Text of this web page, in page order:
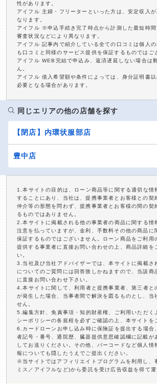
性があります。
アイフル 主婦・フリーターといった方は、安定収入
なります。
アイフル ※申込手続き完了時点から計測した最短時
審査状況などにより異なります。
アイフル 記事内で紹介している全ての口コミは個人
も口コミと同様のサービス提供を保証するものではご
アイフル WEB完結で申込み、返済遅延しない場合は
ん。
アイフル 借入希望額や条件によっては、身分証明書
必要となる場合があります。
同じエリアの他の店舗を探す
【閉店】内環状服部店
豊中店
1.本サイトの目的は、ローン商品等に関する適切な情
することにあり、当社は、提携事業者とお客様との契
仲介等の形態を問わず、提携事業者とお客様の間の契
るものではありません。
2.本サイトに掲載される他の事業者の商品に関する情
注意を払っていますが、金利、手数料その他の商品に
保証するものではございません。ローン商品をご利用
提供する事業者に直接お問い合わせの上、商品詳細を
い。
3.当社及び当社アドバイザーでは、本サイトに掲載さ
についてのご質問には回答致しかねますので、当該商
に直接お問い合わせ下さい。
4.本サイトに関して、利用者と提携事業者、第三者と
が発生した場合、当事者間で解決を図るものとし、当
せん。
5.編集方針、免責事項・知的財産権、ご利用いただく
シーポリシーの各規程を必ずご確認の上、本サイトを
6.カードローンお申し込み時に保険証を提出する場合
者記号・番号、通院歴、臓器提供意思確認欄に記載が
してお送りください。その他、バーコードなど個人情
報についても隠したうえでご提出ください。
※当サイトではアフィリエイトプログラムを利用し、
ミス／アイフルなど)から委託を受け広告収益を得て運